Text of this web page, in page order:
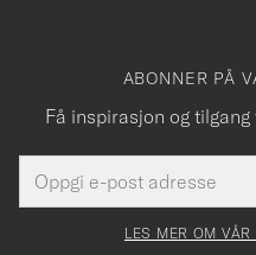
ABONNER PÅ
Få inspirasjon og
postadresse
felt
Tack
för
LES MER OM